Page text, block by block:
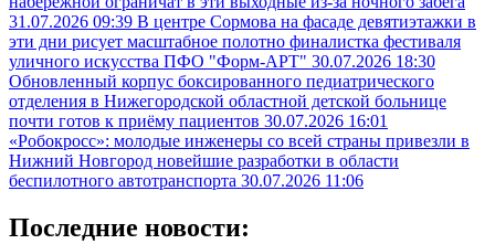
31.07.2026 09:39 В центре Сормова на фасаде девятиэтажки в
эти дни рисует масштабное полотно финалистка фестиваля
уличного искусства ПФО "Форм-АРТ" 30.07.2026 18:30
Обновленный корпус боксированного педиатрического
отделения в Нижегородской областной детской больнице
почти готов к приёму пациентов 30.07.2026 16:01
«Робокросс»: молодые инженеры со всей страны привезли в
Нижний Новгород новейшие разработки в области
беспилотного автотранспорта 30.07.2026 11:06
Последние новости: